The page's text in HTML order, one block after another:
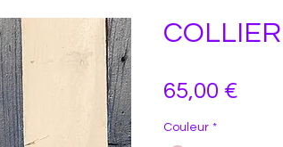
65,00 €
Couleur *